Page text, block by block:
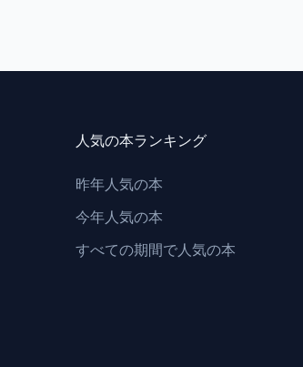
人気の本ランキング
昨年人気の本
今年人気の本
すべての期間で人気の本